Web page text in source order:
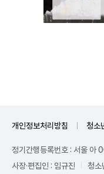
개인정보처리방침 청소
정기간행등록번호 : 서울 아
사장·편집인 : 임규진
청소